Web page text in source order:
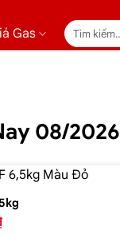
Gas
Tìm
kiếm:
08/2026